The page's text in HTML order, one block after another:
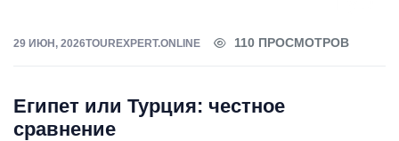
29 ИЮН, 2026TOUREXPERT.ONLINE 110 ПРОСМОТРОВ
Египет или Турция: честное
сравнение